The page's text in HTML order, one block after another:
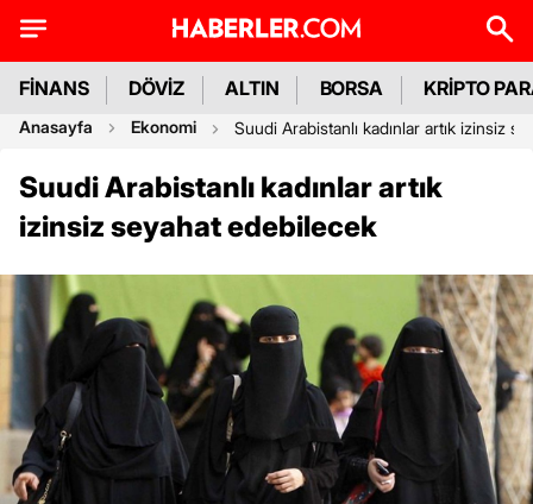
FİNANS DÖVİZ ALTIN BORSA KRİPTO
Anasayfa Ekonomi Suudi Arabistanlı kadınlar artık izinsiz
Suudi Arabistanlı kadınlar artık
izinsiz seyahat edebilecek